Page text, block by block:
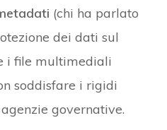
(chi ha parlato
dei dati sul
i file multimediali
soddisfare i rigidi
governative.